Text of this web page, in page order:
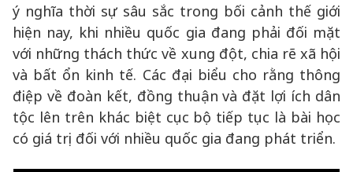
ý nghĩa thời sự sâu sắc trong bối cảnh thế giới
hiện nay, khi nhiều quốc gia đang phải đối mặt
với những thách thức về xung đột, chia rẽ xã hội
và bất ổn kinh tế. Các đại biểu cho rằng thông
điệp về đoàn kết, đồng thuận và đặt lợi ích dân
tộc lên trên khác biệt cục bộ tiếp tục là bài học
có giá trị đối với nhiều quốc gia đang phát triển.